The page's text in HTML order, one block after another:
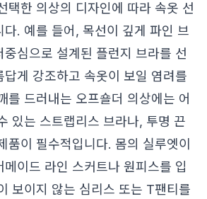
택한 의상의 디자인에 따라 속옷 선
다. 예를 들어, 목선이 깊게 파인 브
중심으로 설계된 플런지 브라를 선
답게 강조하고 속옷이 보일 염려를
를 드러내는 오프숄더 의상에는 어
있는 스트랩리스 브라나, 투명 끈
품이 필수적입니다. 몸의 실루엣이
이드 라인 스커트나 원피스를 입
보이지 않는 심리스 또는 T팬티를